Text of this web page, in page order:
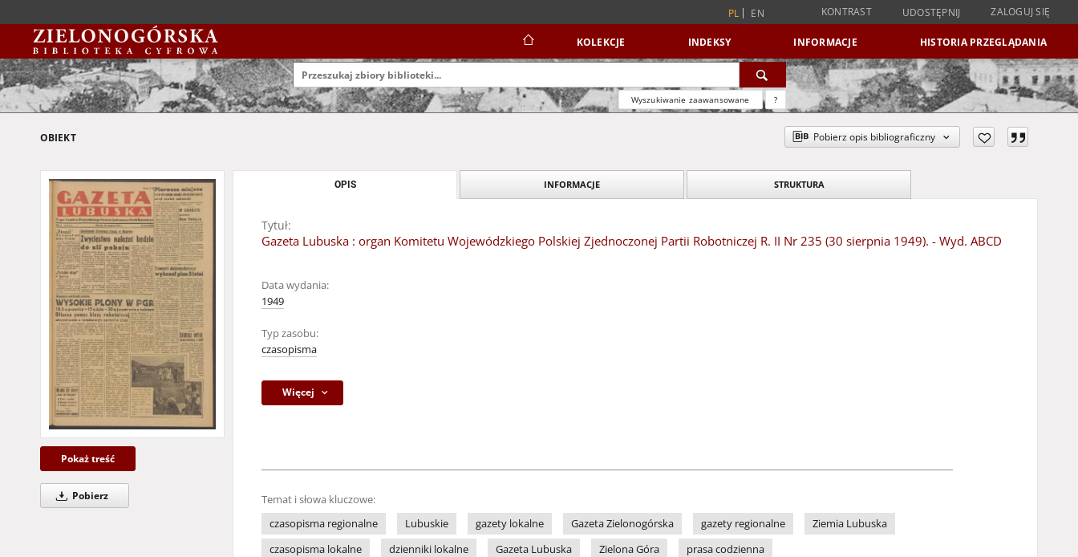
PL EN KONTRAST UDOSTĘPNIJ ZALOGUJ SIĘ
KOLEKCJE INDEKSY INFORMACJE HISTORIA PRZEGLĄDANIA
Wyszukiwanie zaawansowane ?
OBIEKT Pobierz opis bibliograficzny
Pokaż treść
Pobierz
OPIS INFORMACJE STRUKTURA
Tytuł:
Gazeta Lubuska : organ Komitetu Wojewódzkiego Polskiej Zjednoczonej Partii Robotniczej R. II Nr 235 (30 sierpnia 1949). - Wyd. ABCD
Data wydania:
1949
Typ zasobu:
czasopisma
Więcej
Temat i słowa kluczowe:
czasopisma regionalne
Lubuskie gazety lokalne Gazeta Zielonogórska gazety regionalne
Ziemia Lubuska
czasopisma lokalne
dzienniki lokalne Gazeta Lubuska Zielona Góra prasa codzienna